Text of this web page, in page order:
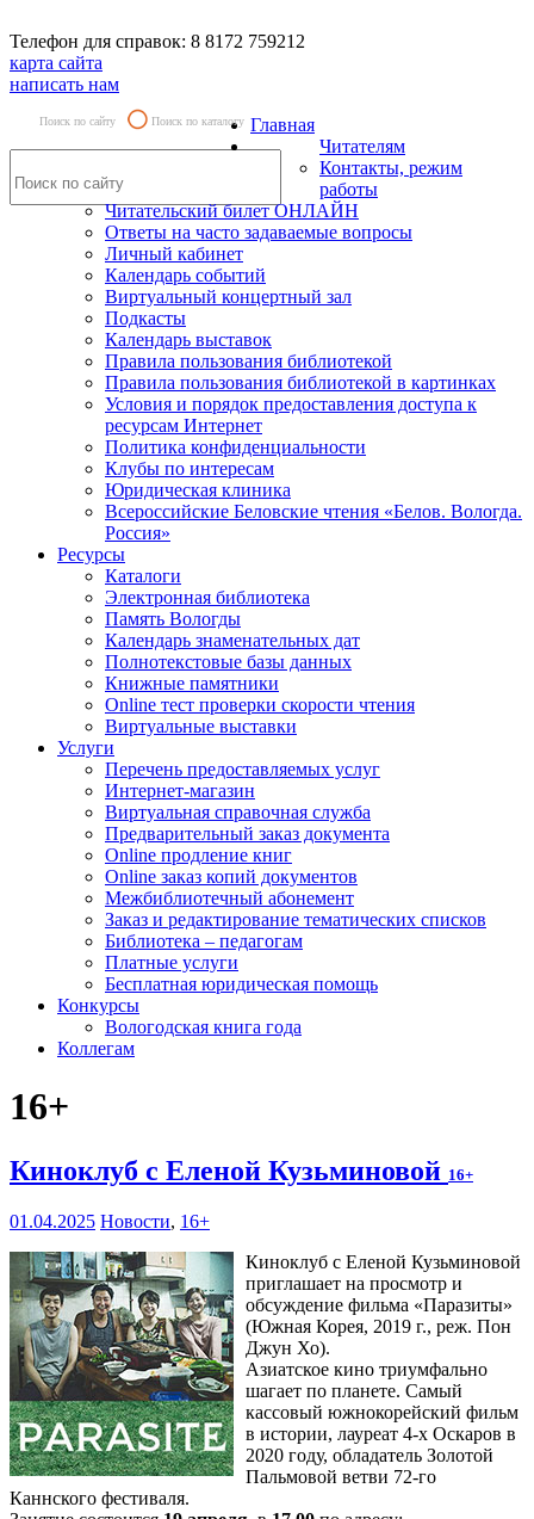
Телефон для справок: 8 8172 759212
карта сайта
написать нам
Поиск по сайту Поиск по каталогу Главная
Читателям
Контакты, режим
работы
Читательский билет ОНЛАЙН
Ответы на часто задаваемые вопросы
Личный кабинет
Календарь событий
Виртуальный концертный зал
Подкасты
Календарь выставок
Правила пользования библиотекой
Правила пользования библиотекой в картинках
Условия и порядок предоставления доступа к
ресурсам Интернет
Политика конфиденциальности
Клубы по интересам
Юридическая клиника
Всероссийские Беловские чтения «Белов. Вологда.
Россия»
Ресурсы
Каталоги
Электронная библиотека
Память Вологды
Календарь знаменательных дат
Полнотекстовые базы данных
Книжные памятники
Online тест проверки скорости чтения
Виртуальные выставки
Услуги
Перечень предоставляемых услуг
Интернет-магазин
Виртуальная справочная служба
Предварительный заказ документа
Online продление книг
Online заказ копий документов
Межбиблиотечный абонемент
Заказ и редактирование тематических списков
Библиотека – педагогам
Платные услуги
Бесплатная юридическая помощь
Конкурсы
Вологодская книга года
Коллегам
16+
Киноклуб с Еленой Кузьминовой 16+
01.04.2025 Новости, 16+
Киноклуб с Еленой Кузьминовой
приглашает на просмотр и
обсуждение фильма «Паразиты»
(Южная Корея, 2019 г., реж. Пон
Джун Хо).
Азиатское кино триумфально
шагает по планете. Самый
кассовый южнокорейский фильм
в истории, лауреат 4-х Оскаров в
2020 году, обладатель Золотой
Пальмовой ветви 72-го
Каннского фестиваля.